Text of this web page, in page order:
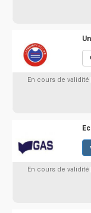
En cours de validité
En cours de validité